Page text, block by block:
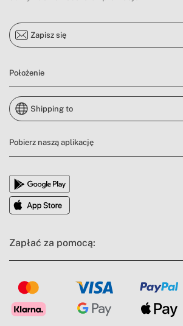
Zapisz się
Położenie
Shipping to
Pobierz naszą aplikację
Zapłać za pomocą: